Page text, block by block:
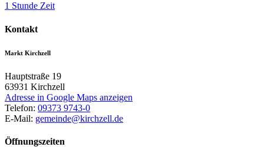
1 Stunde Zeit
Kontakt
Markt Kirchzell
Hauptstraße 19
63931 Kirchzell
Adresse in Google Maps anzeigen
Telefon: 09373 9743-0
E-Mail: gemeinde@kirchzell.de
Öffnungszeiten